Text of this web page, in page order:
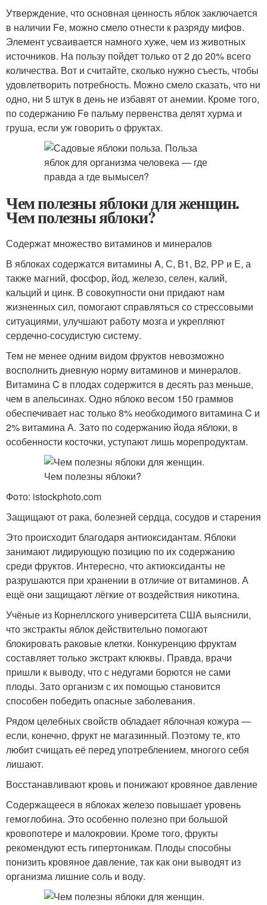
Утверждение, что основная ценность яблок заключается
в наличии Fe, можно смело отнести к разряду мифов.
Элемент усваивается намного хуже, чем из животных
источников. На пользу пойдет только от 2 до 20% всего
количества. Вот и считайте, сколько нужно съесть, чтобы
удовлетворить потребность. Можно смело сказать, что ни
одно, ни 5 штук в день не избавят от анемии. Кроме того,
по содержанию Fe пальму первенства делят хурма и
груша, если уж говорить о фруктах.
Чем полезны яблоки для женщин.
Чем полезны яблоки?
Содержат множество витаминов и минералов
В яблоках содержатся витамины A, С, В1, В2, РР и Е, а
также магний, фосфор, йод, железо, селен, калий,
кальций и цинк. В совокупности они придают нам
жизненных сил, помогают справляться со стрессовыми
ситуациями, улучшают работу мозга и укрепляют
сердечно-сосудистую систему.
Тем не менее одним видом фруктов невозможно
восполнить дневную норму витаминов и минералов.
Витамина C в плодах содержится в десять раз меньше,
чем в апельсинах. Одно яблоко весом 150 граммов
обеспечивает нас только 8% необходимого витамина C и
2% витамина А. Зато по содержанию йода яблоки, в
особенности косточки, уступают лишь морепродуктам.
Фото: istockphoto.com
Защищают от рака, болезней сердца, сосудов и старения
Это происходит благодаря антиоксидантам. Яблоки
занимают лидирующую позицию по их содержанию
среди фруктов. Интересно, что актиоксиданты не
разрушаются при хранении в отличие от витаминов. А
ещё они защищают лёгкие от воздействия никотина.
Учёные из Корнеллского университета США выяснили,
что экстракты яблок действительно помогают
блокировать раковые клетки. Конкуренцию фруктам
составляет только экстракт клюквы. Правда, врачи
пришли к выводу, что с недугами борются не сами
плоды. Зато организм с их помощью становится
способен победить опасные заболевания.
Рядом целебных свойств обладает яблочная кожура —
если, конечно, фрукт не магазинный. Поэтому те, кто
любит счищать её перед употреблением, многого себя
лишают.
Восстанавливают кровь и понижают кровяное давление
Содержащееся в яблоках железо повышает уровень
гемоглобина. Это особенно полезно при большой
кровопотере и малокровии. Кроме того, фрукты
рекомендуют есть гипертоникам. Плоды способны
понизить кровяное давление, так как они выводят из
организма лишние соль и воду.